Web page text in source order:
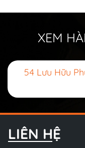
XEM
54 Lưu Hữu
LIÊN HỆ